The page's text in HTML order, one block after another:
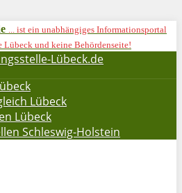
... ist ein unabhängiges Informationsportal
und keine Behördenseite!
Lübeck.de
Lübeck
Lübeck
Schleswig-Holstein